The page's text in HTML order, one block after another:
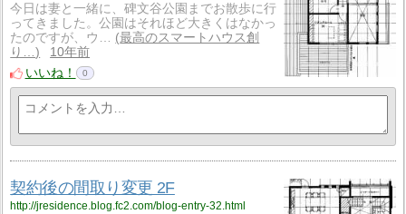
今日は妻と一緒に、碑文谷公園までお散歩に行
ってきました。公園はそれほど大きくはなかっ
たのですが、ウ…
最高のスマートハウス創
り…
10年前
いいね！
0
契約後の間取り変更 2F
http://jresidence.blog.fc2.com/blog-entry-32.html